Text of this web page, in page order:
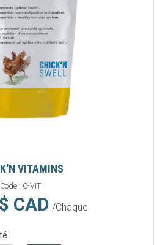
VITAMINS
Code : C-VIT
CAD /Chaque
: